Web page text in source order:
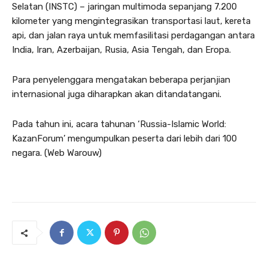
Selatan (INSTC) – jaringan multimoda sepanjang 7.200
kilometer yang mengintegrasikan transportasi laut, kereta
api, dan jalan raya untuk memfasilitasi perdagangan antara
India, Iran, Azerbaijan, Rusia, Asia Tengah, dan Eropa.
Para penyelenggara mengatakan beberapa perjanjian
internasional juga diharapkan akan ditandatangani.
Pada tahun ini, acara tahunan ‘Russia-Islamic World:
KazanForum’ mengumpulkan peserta dari lebih dari 100
negara. (Web Warouw)